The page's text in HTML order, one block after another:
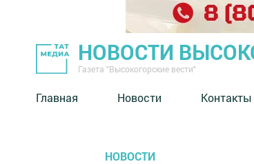
НОВОСТИ
Газета "Высокогорские вести"
Главная Новости Контакты
НОВОСТИ